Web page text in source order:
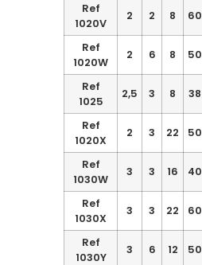
Ref
1020V
2 2 8 60
Ref
1020W
2 6 8 50
Ref
1025
2,5 3 8 38
Ref
1020X
2 3 22 50
Ref
1030W
3 3 16 40
Ref
1030X
3 3 22 60
Ref
1030Y
3 6 12 50